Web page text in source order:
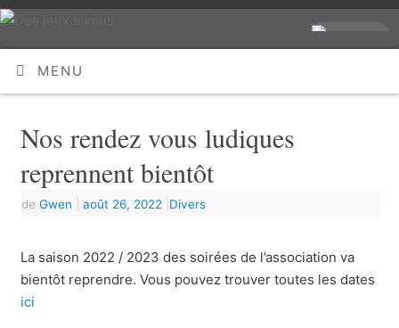
MENU
Nos rendez vous ludiques
reprennent bientôt
de Gwen août 26, 2022 Divers
La saison 2022 / 2023 des soirées de l’association va
bientôt reprendre. Vous pouvez trouver toutes les dates
ici